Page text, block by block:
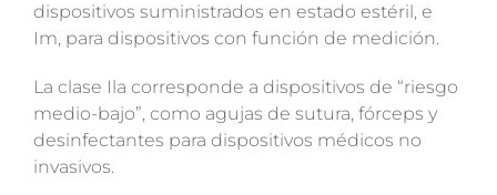
dispositivos suministrados en estado estéril, e
Im, para dispositivos con función de medición.
La clase Ila corresponde a dispositivos de “riesgo
medio-bajo”, como agujas de sutura, fórceps y
desinfectantes para dispositivos médicos no
invasivos.